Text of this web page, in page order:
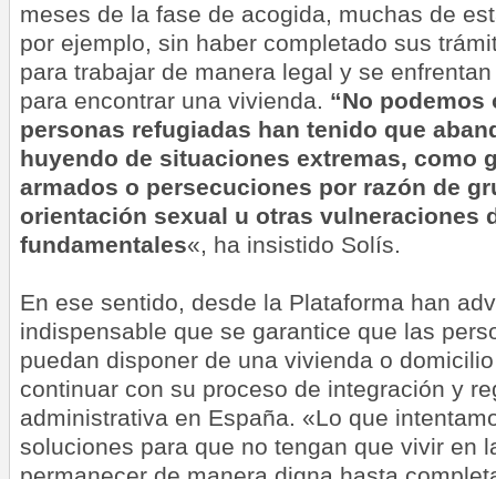
meses de la fase de acogida, muchas de
por ejemplo, sin haber completado sus
para trabajar de manera legal y se
para encontrar una vivienda. “No podemos
personas refugiadas han tenido que
huyendo de situaciones extremas, como
armados o persecuciones por razón de
orientación sexual u otras vulneraciones
fundamentales«, ha insistido Solís.
En ese sentido, desde la Plataforma han
indispensable que se garantice que las
puedan disponer de una vivienda o
continuar con su proceso de integración y
administrativa en España. «Lo que
soluciones para que no tengan que vivir en